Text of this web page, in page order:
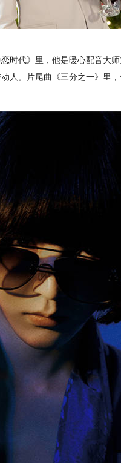
代》里，他是暖心配音大师
人。片尾曲《三分之一》里